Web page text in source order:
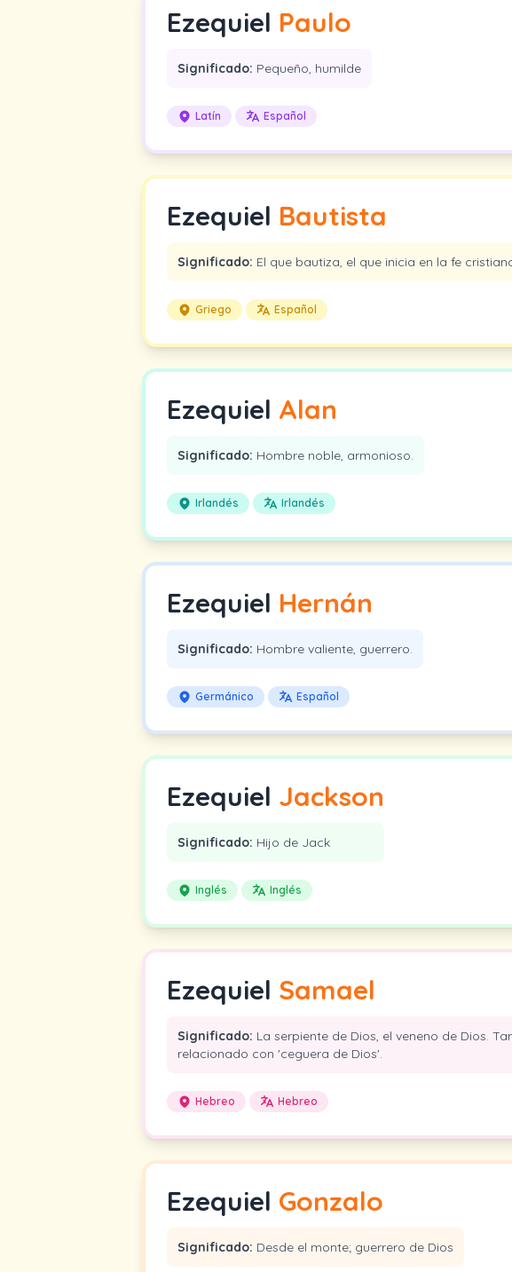
Ezequiel Paulo
Significado: Pequeño, humilde
Latín Español
Ezequiel Bautista
Significado: El que bautiza, el que inicia en la fe
Griego Español
Ezequiel Alan
Significado: Hombre noble, armonioso.
Irlandés Irlandés
Ezequiel Hernán
Significado: Hombre valiente, guerrero.
Germánico Español
Ezequiel Jackson
Significado: Hijo de Jack
Inglés Inglés
Ezequiel Samael
Significado: La serpiente de Dios, el veneno de Dios.
relacionado con 'ceguera de Dios'.
Hebreo Hebreo
Ezequiel Gonzalo
Significado: Desde el monte; guerrero de Dios